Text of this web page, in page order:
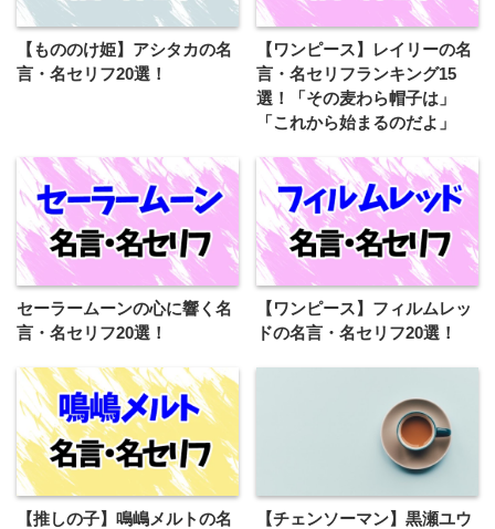
【もののけ姫】アシタカの名
言・名セリフ20選！
【ワンピース】レイリーの名
言・名セリフランキング15
選！「その麦わら帽子は」
「これから始まるのだよ」
セーラームーンの心に響く名
言・名セリフ20選！
【ワンピース】フィルムレッ
ドの名言・名セリフ20選！
【推しの子】鳴嶋メルトの名
【チェンソーマン】黒瀬ユウ